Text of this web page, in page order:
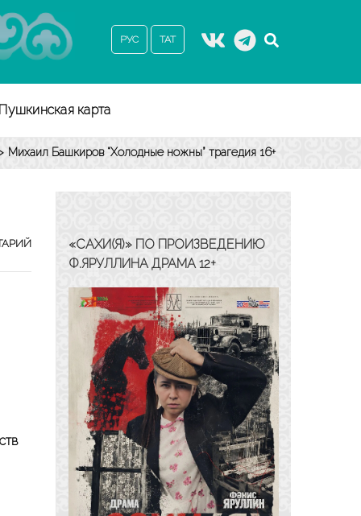
РУС ТАТ
карта
Михаил Башкиров “Холодные ножны” трагедия 16+
МИХАИЛ
БАШКИРОВ
«САХИ(Я)» ПО ПРОИЗВЕДЕНИЮ
Ф.ЯРУЛЛИНА ДРАМА 12+